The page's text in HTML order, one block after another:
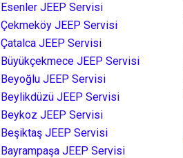
Esenler JEEP Servisi
Çekmeköy JEEP Servisi
Çatalca JEEP Servisi
Büyükçekmece JEEP Servisi
Beyoğlu JEEP Servisi
Beylikdüzü JEEP Servisi
Beykoz JEEP Servisi
Beşiktaş JEEP Servisi
Bayrampaşa JEEP Servisi